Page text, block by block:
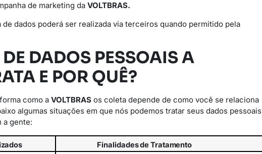
de marketing da VOLTBRAS.
de dados poderá ser realizada via terceiros quando permitido pela
DADOS PESSOAIS A
E POR QUÊ?
como a VOLTBRAS os coleta depende de como você se relaciona
algumas situações em que nós podemos tratar seus dados pessoais
a gente:
FinalidadesdeTratamento